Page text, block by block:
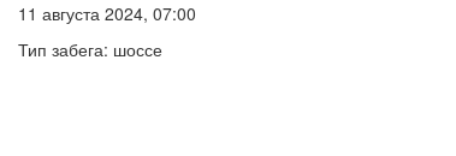
11 августа 2024, 07:00
Тип забега: шоссе